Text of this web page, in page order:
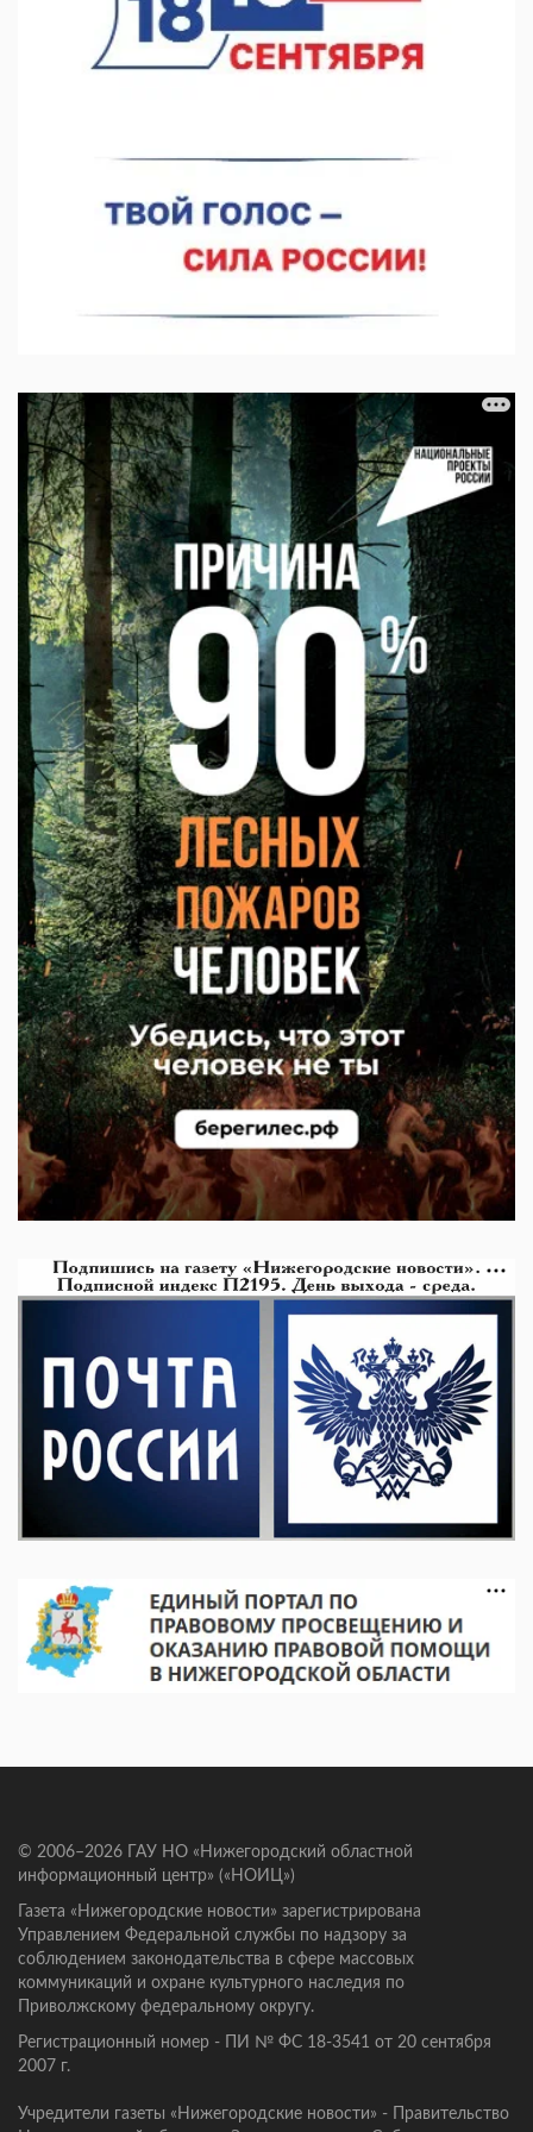
© 2006–2026 ГАУ НО «Нижегородский областной
информационный центр» («НОИЦ»)
Газета «Нижегородские новости» зарегистрирована
Управлением Федеральной службы по надзору за
соблюдением законодательства в сфере массовых
коммуникаций и охране культурного наследия по
Приволжскому федеральному округу.
Регистрационный номер - ПИ № ФС 18-3541 от 20 сентября
2007 г.
Учредители газеты «Нижегородские новости» - Правительство